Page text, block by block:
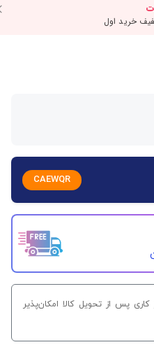
CAEWQR
بازگشت کالا تنها تا ۷ روز کاری پس از تحویل کالا امکان‌پذیر